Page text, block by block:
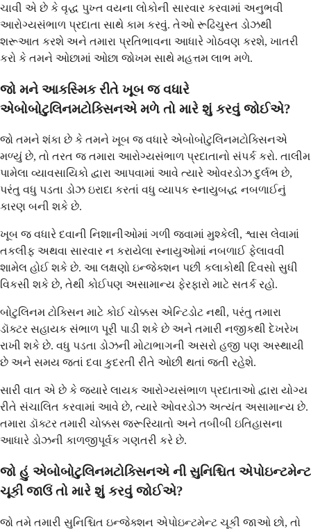
ચાવી એ છે કે વૃદ્ધ પુખ્ત વયના લોકોની સારવાર કરવામાં અનુભવી
આરોગ્યસંભાળ પ્રદાતા સાથે કામ કરવું. તેઓ રૂઢિચુસ્ત ડોઝથી
શરૂઆત કરશે અને તમારા પ્રતિભાવના આધારે ગોઠવણ કરશે, ખાતરી
કરો કે તમને ઓછામાં ઓછા જોખમ સાથે મહત્તમ લાભ મળે.
જો મને આકસ્મિક રીતે ખૂબ જ વધારે
એબોબોટુલિનમટોક્સિનએ મળે તો મારે શું કરવું જોઈએ?
જો તમને શંકા છે કે તમને ખૂબ જ વધારે એબોબોટુલિનમટોક્સિનએ
મળ્યું છે, તો તરત જ તમારા આરોગ્યસંભાળ પ્રદાતાનો સંપર્ક કરો. તાલીમ
પામેલા વ્યાવસાયિકો દ્વારા આપવામાં આવે ત્યારે ઓવરડોઝ દુર્લભ છે,
પરંતુ વધુ પડતા ડોઝ ઇરાદા કરતાં વધુ વ્યાપક સ્નાયુબદ્ધ નબળાઈનું
કારણ બની શકે છે.
ખૂબ જ વધારે દવાની નિશાનીઓમાં ગળી જવામાં મુશ્કેલી, શ્વાસ લેવામાં
તકલીફ અથવા સારવાર ન કરાયેલા સ્નાયુઓમાં નબળાઈ ફેલાવવી
શામેલ હોઈ શકે છે. આ લક્ષણો ઇન્જેક્શન પછી કલાકોથી દિવસો સુધી
વિકસી શકે છે, તેથી કોઈપણ અસામાન્ય ફેરફારો માટે સતર્ક રહો.
બોટુલિનમ ટોક્સિન માટે કોઈ ચોક્કસ એન્ટિડોટ નથી, પરંતુ તમારા
ડૉક્ટર સહાયક સંભાળ પૂરી પાડી શકે છે અને તમારી નજીકથી દેખરેખ
રાખી શકે છે. વધુ પડતા ડોઝની મોટાભાગની અસરો હજી પણ અસ્થાયી
છે અને સમય જતાં દવા કુદરતી રીતે ઓછી થતાં જતી રહેશે.
સારી વાત એ છે કે જ્યારે લાયક આરોગ્યસંભાળ પ્રદાતાઓ દ્વારા યોગ્ય
રીતે સંચાલિત કરવામાં આવે છે, ત્યારે ઓવરડોઝ અત્યંત અસામાન્ય છે.
તમારા ડૉક્ટર તમારી ચોક્કસ જરૂરિયાતો અને તબીબી ઇતિહાસના
આધારે ડોઝની કાળજીપૂર્વક ગણતરી કરે છે.
જો હું એબોબોટુલિનમટોક્સિનએ ની સુનિશ્ચિત એપોઇન્ટમેન્ટ
ચૂકી જાઉં તો મારે શું કરવું જોઈએ?
જો તમે તમારી સુનિશ્ચિત ઇન્જેક્શન એપોઇન્ટમેન્ટ ચૂકી જાઓ છો, તો